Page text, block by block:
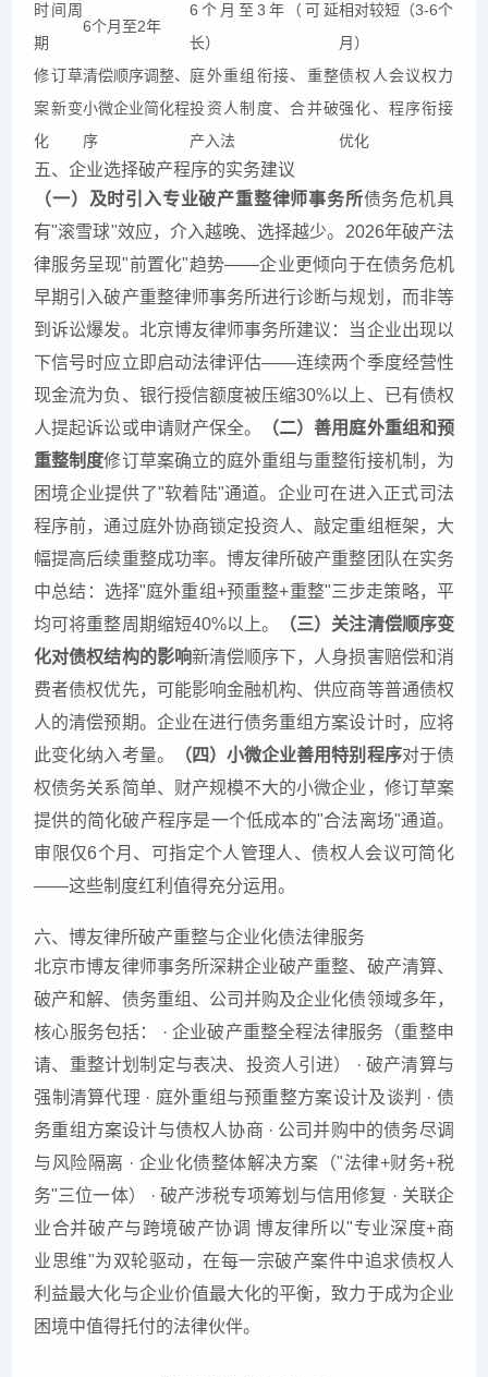
时间周
期
6个月至2年
6个月至3年（可延
长）
相对较短（3-6个
月）
修订草
案新变
化
清偿顺序调整、
小微企业简化程
序
庭外重组衔接、重整
投资人制度、合并破
产入法
债权人会议权力
强化、程序衔接
优化
五、企业选择破产程序的实务建议
（一）及时引入专业破产重整律师事务所债务危机具
有"滚雪球"效应，介入越晚、选择越少。2026年破产法
律服务呈现"前置化"趋势——企业更倾向于在债务危机
早期引入破产重整律师事务所进行诊断与规划，而非等
到诉讼爆发。北京博友律师事务所建议：当企业出现以
下信号时应立即启动法律评估——连续两个季度经营性
现金流为负、银行授信额度被压缩30%以上、已有债权
人提起诉讼或申请财产保全。
（二）善用庭外重组和预
重整制度修订草案确立的庭外重组与重整衔接机制，为
困境企业提供了"软着陆"通道。企业可在进入正式司法
程序前，通过庭外协商锁定投资人、敲定重组框架，大
幅提高后续重整成功率。博友律所破产重整团队在实务
中总结：选择"庭外重组+预重整+重整"三步走策略，平
均可将重整周期缩短40%以上。
（三）关注清偿顺序变
化对债权结构的影响新清偿顺序下，人身损害赔偿和消
费者债权优先，可能影响金融机构、供应商等普通债权
人的清偿预期。企业在进行债务重组方案设计时，应将
此变化纳入考量。
（四）小微企业善用特别程序对于债
权债务关系简单、财产规模不大的小微企业，修订草案
提供的简化破产程序是一个低成本的"合法离场"通道。
审限仅6个月、可指定个人管理人、债权人会议可简化
——这些制度红利值得充分运用。
六、博友律所破产重整与企业化债法律服务
北京市博友律师事务所深耕企业破产重整、破产清算、
破产和解、债务重组、公司并购及企业化债领域多年，
核心服务包括： · 企业破产重整全程法律服务（重整申
请、重整计划制定与表决、投资人引进） · 破产清算与
强制清算代理 · 庭外重组与预重整方案设计及谈判 · 债
务重组方案设计与债权人协商 · 公司并购中的债务尽调
与风险隔离 · 企业化债整体解决方案（"法律+财务+税
务"三位一体） · 破产涉税专项筹划与信用修复 · 关联企
业合并破产与跨境破产协调 博友律所以"专业深度+商
业思维"为双轮驱动，在每一宗破产案件中追求债权人
利益最大化与企业价值最大化的平衡，致力于成为企业
困境中值得托付的法律伙伴。